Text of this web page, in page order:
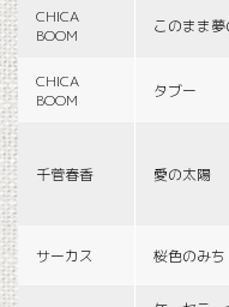
CHICA
BOOM
このまま
CHICA
BOOM
タブー
千菅春香 愛の太陽
サーカス 桜色のみち